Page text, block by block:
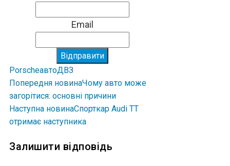
Email
Відправити
PorscheавтоДВЗ
Попередня новинаЧому авто може
загорітися: основні причини
Наступна новинаСпорткар Audi TT
отримає наступника
Залишити відповідь